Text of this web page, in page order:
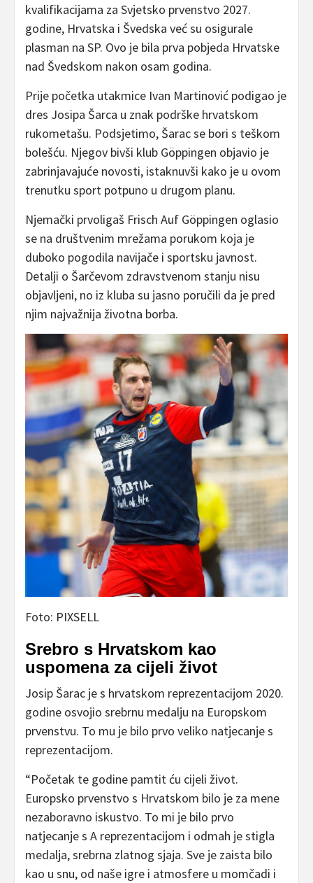
kvalifikacijama za Svjetsko prvenstvo 2027.
godine, Hrvatska i Švedska već su osigurale
plasman na SP. Ovo je bila prva pobjeda Hrvatske
nad Švedskom nakon osam godina.
Prije početka utakmice Ivan Martinović podigao je
dres Josipa Šarca u znak podrške hrvatskom
rukometašu. Podsjetimo, Šarac se bori s teškom
bolešću. Njegov bivši klub Göppingen objavio je
zabrinjavajuće novosti, istaknuvši kako je u ovom
trenutku sport potpuno u drugom planu.
Njemački prvoligaš Frisch Auf Göppingen oglasio
se na društvenim mrežama porukom koja je
duboko pogodila navijače i sportsku javnost.
Detalji o Šarčevom zdravstvenom stanju nisu
objavljeni, no iz kluba su jasno poručili da je pred
njim najvažnija životna borba.
Foto: PIXSELL
Srebro s Hrvatskom kao
uspomena za cijeli život
Josip Šarac je s hrvatskom reprezentacijom 2020.
godine osvojio srebrnu medalju na Europskom
prvenstvu. To mu je bilo prvo veliko natjecanje s
reprezentacijom.
“Početak te godine pamtit ću cijeli život.
Europsko prvenstvo s Hrvatskom bilo je za mene
nezaboravno iskustvo. To mi je bilo prvo
natjecanje s A reprezentacijom i odmah je stigla
medalja, srebrna zlatnog sjaja. Sve je zaista bilo
kao u snu, od naše igre i atmosfere u momčadi i